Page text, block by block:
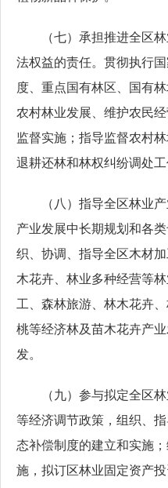
（七）承担推进全区
法权益的责任。贯彻执行
度、重点国有林区、国有
农村林业发展、维护农民
监督实施；指导监督农村
退耕还林和林权纠纷调处工
（八）指导全区林业
产业发展中长期规划和各
织、协调、指导全区木材
木花卉、林业多种经营等
工、森林旅游、林木花卉
桃等经济林及苗木花卉产
发。
（九）参与拟定全区
等经济调节政策，组织、
态补偿制度的建立和实施
施，拟订区林业固定资产